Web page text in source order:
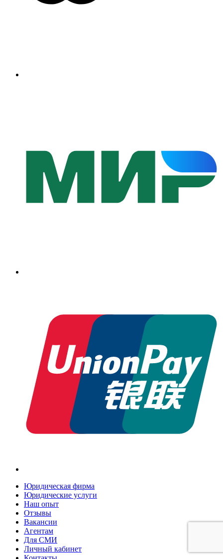
Юридическая фирма
Юридические услуги
Наш опыт
Отзывы
Вакансии
Агентам
Для СМИ
Личный кабинет